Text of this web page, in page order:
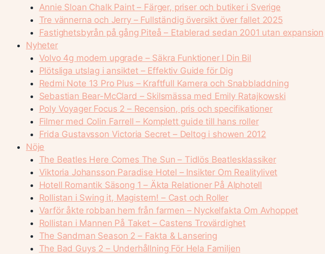
Annie Sloan Chalk Paint – Färger, priser och butiker i Sverige
Tre vännerna och Jerry – Fullständig översikt över fallet 2025
Fastighetsbyrån på gång Piteå – Etablerad sedan 2001 utan expansion
Nyheter
Volvo 4g modem upgrade – Säkra Funktioner I Din Bil
Plötsliga utslag i ansiktet – Effektiv Guide för Dig
Redmi Note 13 Pro Plus – Kraftfull Kamera och Snabbladdning
Sebastian Bear-McClard – Skilsmässa med Emily Ratajkowski
Poly Voyager Focus 2 – Recension, pris och specifikationer
Filmer med Colin Farrell – Komplett guide till hans roller
Frida Gustavsson Victoria Secret – Deltog i showen 2012
Nöje
The Beatles Here Comes The Sun – Tidlös Beatlesklassiker
Viktoria Johansson Paradise Hotel – Insikter Om Realitylivet
Hotell Romantik Säsong 1 – Äkta Relationer På Alphotell
Rollistan i Swing it, Magistern! – Cast och Roller
Varför åkte robban hem från farmen – Nyckelfakta Om Avhoppet
Rollistan i Mannen På Taket – Castens Trovärdighet
The Sandman Season 2 – Fakta & Lansering
The Bad Guys 2 – Underhållning För Hela Familjen